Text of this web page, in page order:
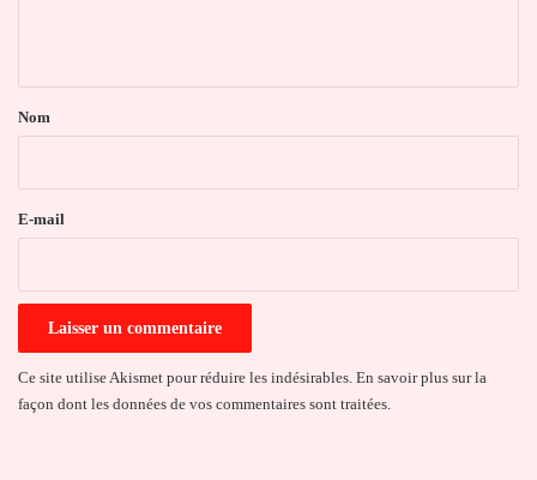
a
e
Nom
E-mail
Ce site utilise Akismet pour réduire les indésirables. En savoir plus sur la
façon dont les données de vos commentaires sont traitées.